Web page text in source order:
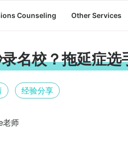
Counseling Other Services
名校？拖延症选
经验分享
老师